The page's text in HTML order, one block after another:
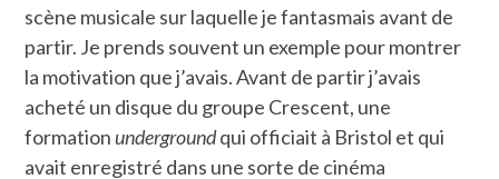
scène musicale sur laquelle je fantasmais avant de
partir. Je prends souvent un exemple pour montrer
la motivation que j’avais. Avant de partir j’avais
acheté un disque du groupe Crescent, une
formation undergroundqui officiait à Bristol et qui
avait enregistré dans une sorte de cinéma